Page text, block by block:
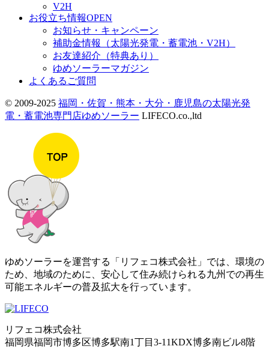
V2H
お役立ち情報OPEN
お知らせ・キャンペーン
補助金情報（太陽光発電・蓄電池・V2H）
お友達紹介（特典あり）
ゆめソーラーマガジン
よくあるご質問
© 2009-2025 福岡・佐賀・熊本・大分・鹿児島の太陽光発
電・蓄電池専門店ゆめソーラー LIFECO.co.,ltd
ゆめソーラーを運営する「リフェコ株式会社」では、環境の
ため、地域のために、安心して住み続けられる九州での再生
可能エネルギーの普及拡大を行っています。
リフェコ株式会社
福岡県福岡市博多区博多駅南1丁目3-11KDX博多南ビル8階